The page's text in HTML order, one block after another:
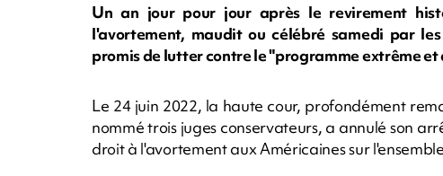
Un an jour pour jour après le revirement
l'avortement, maudit ou célébré samedi par
promis de lutter contre le "programme extrême
Le 24 juin 2022, la haute cour, profondément
nommé trois juges conservateurs, a annulé son
droit à l'avortement aux Américaines sur